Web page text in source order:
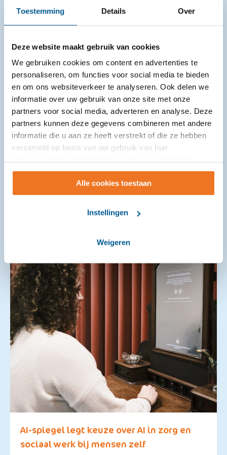
Toestemming Details Over
Deze website maakt gebruik van cookies
We gebruiken cookies om content en advertenties te
personaliseren, om functies voor social media te bieden
en om ons websiteverkeer te analyseren. Ook delen we
informatie over uw gebruik van onze site met onze
partners voor social media, adverteren en analyse. Deze
partners kunnen deze gegevens combineren met andere
informatie die u aan ze heeft verstrekt of die ze hebben
verzameld op basis van uw gebruik van hun
wijzigen.
Alle cookies toestaan
Instellingen
Weigeren
Gemeenten gaan voor een blijvende
aanpak van jeugdhulp via Stevige Lokale
Teams
14-07-2026
Een luisterend oor, iemand die meedenkt of hulp die
snel geregeld is. Ook vanaf 2027 kunnen kinderen,
jongeren en gezinnen rekenen op laagdrempelige
ondersteuning dichtbij ...
AI-spiegel legt keuze over AI in zorg en
sociaal werk bij mensen zelf